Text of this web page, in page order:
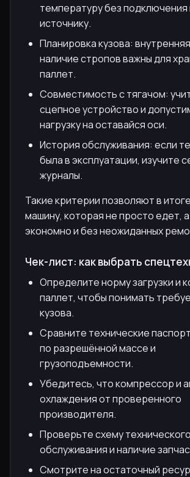
температуру без
источнику.
Планировка кузова:
наличие стропов важны для
паллет.
Совместимость с тягачом:
сцепное устройство и
нагрузку на оставайся оси.
История обслуживания: если
была в эксплуатации, изучите
журналы.
Такие критерии позволяют в
машину, которая не просто едет,
экономно и без неожиданных
Чек-лист: как выбрать
Определите норму загрузки и
паллет, чтобы понимать
кузова.
Сравните технические
по разрешённой массе и
грузоподъемности.
Убедитесь, что компрессор и
охлаждения от проверенного
производителя.
Проверьте схему технического
обслуживания и наличие
Смотрите на остаточный